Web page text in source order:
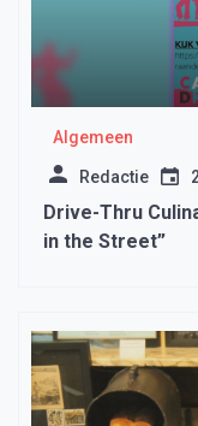
Algemeen
Redactie
Drive-Thru
in the Street”